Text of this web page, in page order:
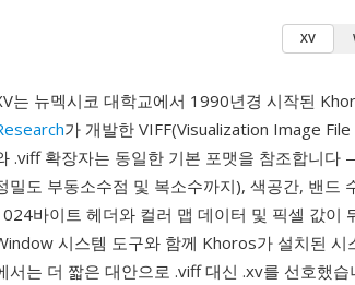
XV
는 뉴멕시코 대학교에서 1990년경 시작된
가 개발한 VIFF(Visualization Image
.viff 확장자는 동일한 기본 포맷을 참조합니
밀도 부동소수점 및 복소수까지), 색공간, 밴드
바이트 헤더와 컬러 맵 데이터 및 픽셀 값이
시스템 도구와 함께 Khoros가 설치된
서는 더 짧은 대안으로 .viff 대신 .xv를 선호했